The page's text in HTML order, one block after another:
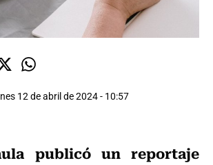
12 de abril de 2024 - 10:57
publicó un reportaje